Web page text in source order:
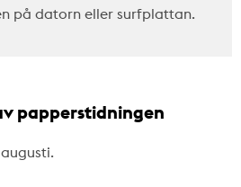
på datorn eller surfplattan.
papperstidningen